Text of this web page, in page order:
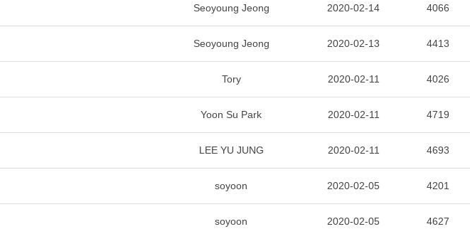
Seoyoung Jeong 2020-02-14 4066
Seoyoung Jeong 2020-02-13 4413
Tory 2020-02-11 4026
Yoon Su Park 2020-02-11 4719
LEE YU JUNG 2020-02-11 4693
soyoon 2020-02-05 4201
soyoon 2020-02-05 4627